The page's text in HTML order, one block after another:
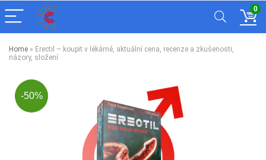
0
Home » Erectil – koupit v lékárně, aktuální cena, recenze a zkušenosti,
názory, složení
-50%